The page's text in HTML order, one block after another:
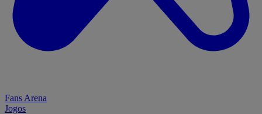
Fans Arena
Jogos